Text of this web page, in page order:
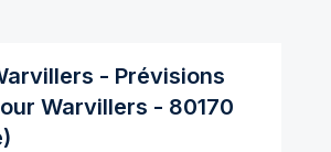
- Prévisions
Warvillers - 80170
)